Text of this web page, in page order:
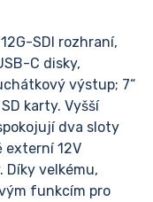
SDI rozhraní,
C disky,
výstup; 7“
karty. Vyšší
dva sloty
externí 12V
Díky velkému,
funkcím pro